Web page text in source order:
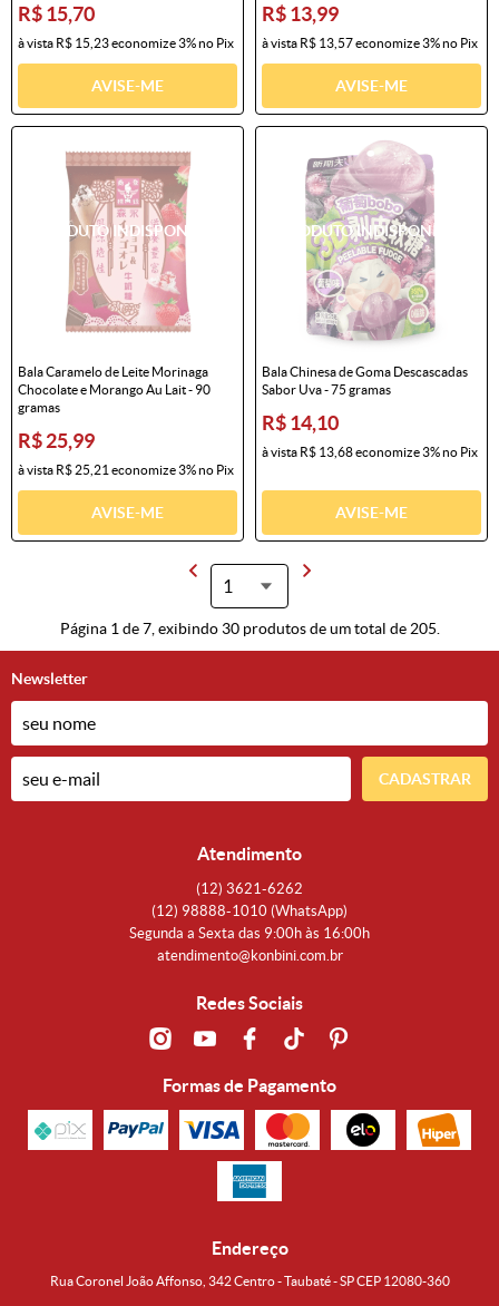
R$ 15,70
à vista R$ 15,23economize3%no Pix
AVISE-ME
R$ 13,99
à vista R$ 13,57economize3%no Pix
AVISE-ME
Bala Caramelo de Leite Morinaga
Chocolate e Morango Au Lait - 90
gramas
R$ 25,99
à vista R$ 25,21 economize3%no Pix
AVISE-ME
Bala Chinesa de Goma Descascadas
Sabor Uva - 75 gramas
R$ 14,10
à vista R$ 13,68economize3%no Pix
AVISE-ME
Página 1 de 7, exibindo 30 produtos de um total de 205.
Newsletter
CADASTRAR
Atendimento
(12) 3621-6262
(12) 98888-1010 (WhatsApp)
Segunda a Sexta das 9:00h às 16:00h
atendimento@konbini.com.br
Redes Sociais
Formas de Pagamento
Endereço
Rua Coronel João Affonso, 342 Centro - Taubaté - SP CEP 12080-360